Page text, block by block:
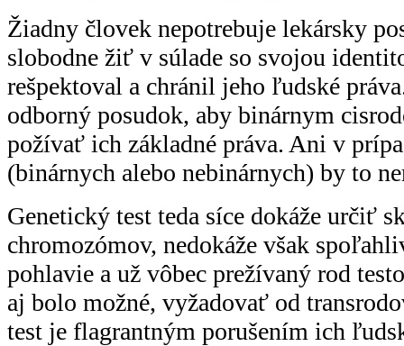
Žiadny človek nepotrebuje lekársky
slobodne žiť v súlade so svojou
rešpektoval a chránil jeho ľudské
odborný posudok, aby binárnym
požívať ich základné práva. Ani v
(binárnych alebo nebinárnych) by to
Genetický test teda síce dokáže určiť
chromozómov, nedokáže však
pohlavie a už vôbec prežívaný rod
aj bolo možné, vyžadovať od
test je flagrantným porušením ich